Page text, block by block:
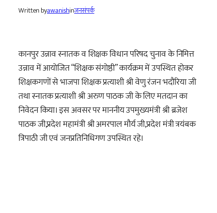
Written byawanishinजनसंपर्क
कानपुर उन्नाव स्नातक व शिक्षक विधान परिषद चुनाव के निमित्त
उन्नाव में आयोजित “शिक्षक संगोष्ठी” कार्यक्रम में उपस्थित होकर
शिक्षकगणों से भाजपा शिक्षक प्रत्याशी श्री वेणु रंजन भदौरिया जी
तथा स्नातक प्रत्याशी श्री अरुण पाठक जी के लिए मतदान का
निवेदन किया। इस अवसर पर माननीय उपमुख्यमंत्री श्री ब्रजेश
पाठक जी,प्रदेश महामंत्री श्री अमरपाल मौर्य जी,प्रदेश मंत्री त्रयंबक
त्रिपाठी जी एवं जनप्रतिनिधिगण उपस्थित रहे।